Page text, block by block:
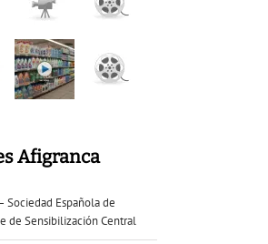
Afigranca
Sociedad Española de
de Sensibilización Central